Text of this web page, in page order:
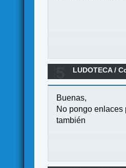
LUDOTECA/
Buenas,
No pongo enlaces
también